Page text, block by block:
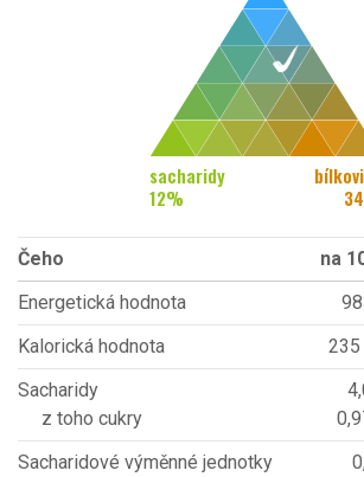
sacharidy
12%
34
Čeho na
Energetická hodnota
Kalorická hodnota
235
Sacharidy
z toho cukry
Sacharidové výměnné jednotky